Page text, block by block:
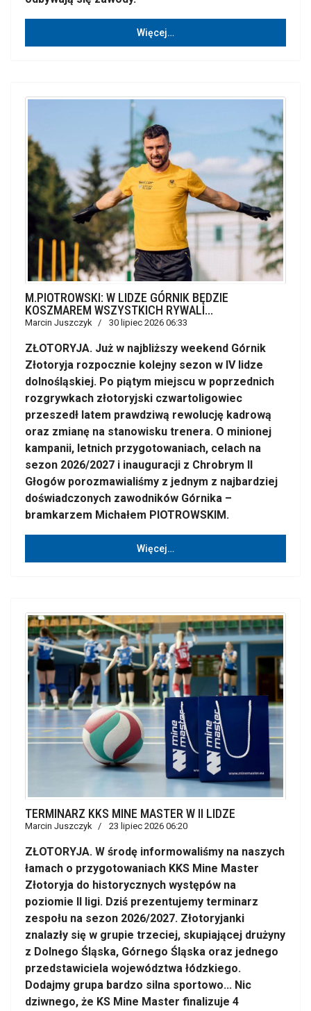
Więcej…
M.PIOTROWSKI: W LIDZE GÓRNIK BĘDZIE
KOSZMAREM WSZYSTKICH RYWALI...
Marcin Juszczyk 30 lipiec 2026 06:33
ZŁOTORYJA. Już w najbliższy weekend Górnik
Złotoryja rozpocznie kolejny sezon w IV lidze
dolnośląskiej. Po piątym miejscu w poprzednich
rozgrywkach złotoryjski czwartoligowiec
przeszedł latem prawdziwą rewolucję kadrową
oraz zmianę na stanowisku trenera. O minionej
kampanii, letnich przygotowaniach, celach na
sezon 2026/2027 i inauguracji z Chrobrym II
Głogów porozmawialiśmy z jednym z najbardziej
doświadczonych zawodników Górnika –
bramkarzem Michałem PIOTROWSKIM.
Więcej…
TERMINARZ KKS MINE MASTER W II LIDZE
Marcin Juszczyk 23 lipiec 2026 06:20
ZŁOTORYJA. W środę informowaliśmy na naszych
łamach o przygotowaniach KKS Mine Master
Złotoryja do historycznych występów na
poziomie II ligi. Dziś prezentujemy terminarz
zespołu na sezon 2026/2027. Złotoryjanki
znalazły się w grupie trzeciej, skupiającej drużyny
z Dolnego Śląska, Górnego Śląska oraz jednego
przedstawiciela województwa łódzkiego.
Dodajmy grupa bardzo silna sportowo... Nic
dziwnego, że KS Mine Master finalizuje 4